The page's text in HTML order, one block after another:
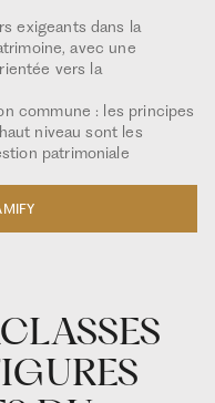
exigeants dans la
avec une
vers la
commune : les principes
niveau sont les
patrimoniale